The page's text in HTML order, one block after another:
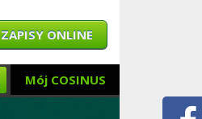
ZAPISY ONLINE
Mój COSINUS